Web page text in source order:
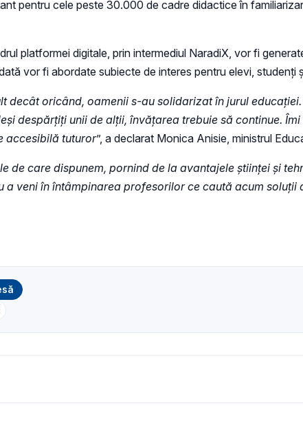
pentru cele peste 30.000 de cadre didactice în
platformei digitale, prin intermediul NaradiX, vor fi
vor fi abordate subiecte de interes pentru elevi, studenți
decât oricând, oamenii s-au solidarizat în jurul
despărțiți unii de alții, învățarea trebuie să continue.
accesibilă tuturor”, a declarat Monica Anisie, ministrul
de care dispunem, pornind de la avantajele științei și
a veni în întâmpinarea profesorilor ce caută acum